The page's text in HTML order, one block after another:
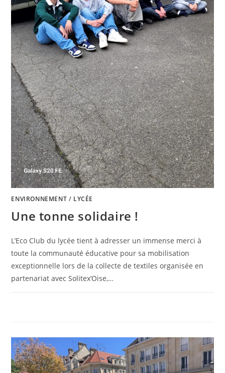
ENVIRONNEMENT / LYCÉE
Une tonne solidaire !
L’Eco Club du lycée tient à adresser un immense merci à
toute la communauté éducative pour sa mobilisation
exceptionnelle lors de la collecte de textiles organisée en
partenariat avec Solitex’Oise,…